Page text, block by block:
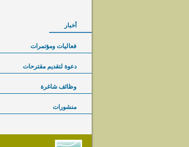
أخبار
فعاليات ومؤتمرات
دعوة لتقديم مقترحات
وظائف شاغرة
منشورات